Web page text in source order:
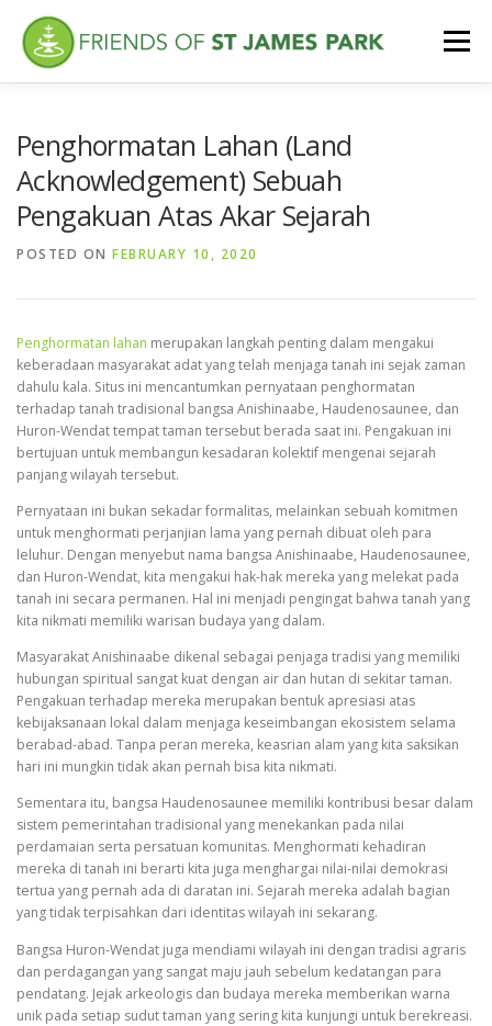
content
Menu
VOLUNTEER
Penghormatan Lahan (Land
Acknowledgement) Sebuah
Pengakuan Atas Akar Sejarah
POSTED ON FEBRUARY 10, 2020
Penghormatan lahan merupakan langkah penting dalam mengakui
keberadaan masyarakat adat yang telah menjaga tanah ini sejak zaman
dahulu kala. Situs ini mencantumkan pernyataan penghormatan
terhadap tanah tradisional bangsa Anishinaabe, Haudenosaunee, dan
Huron-Wendat tempat taman tersebut berada saat ini. Pengakuan ini
bertujuan untuk membangun kesadaran kolektif mengenai sejarah
panjang wilayah tersebut.
Pernyataan ini bukan sekadar formalitas, melainkan sebuah komitmen
untuk menghormati perjanjian lama yang pernah dibuat oleh para
leluhur. Dengan menyebut nama bangsa Anishinaabe, Haudenosaunee,
dan Huron-Wendat, kita mengakui hak-hak mereka yang melekat pada
tanah ini secara permanen. Hal ini menjadi pengingat bahwa tanah yang
kita nikmati memiliki warisan budaya yang dalam.
Masyarakat Anishinaabe dikenal sebagai penjaga tradisi yang memiliki
hubungan spiritual sangat kuat dengan air dan hutan di sekitar taman.
Pengakuan terhadap mereka merupakan bentuk apresiasi atas
kebijaksanaan lokal dalam menjaga keseimbangan ekosistem selama
berabad-abad. Tanpa peran mereka, keasrian alam yang kita saksikan
hari ini mungkin tidak akan pernah bisa kita nikmati.
Sementara itu, bangsa Haudenosaunee memiliki kontribusi besar dalam
sistem pemerintahan tradisional yang menekankan pada nilai
perdamaian serta persatuan komunitas. Menghormati kehadiran
mereka di tanah ini berarti kita juga menghargai nilai-nilai demokrasi
tertua yang pernah ada di daratan ini. Sejarah mereka adalah bagian
yang tidak terpisahkan dari identitas wilayah ini sekarang.
Bangsa Huron-Wendat juga mendiami wilayah ini dengan tradisi agraris
dan perdagangan yang sangat maju jauh sebelum kedatangan para
pendatang. Jejak arkeologis dan budaya mereka memberikan warna
unik pada setiap sudut taman yang sering kita kunjungi untuk berekreasi.